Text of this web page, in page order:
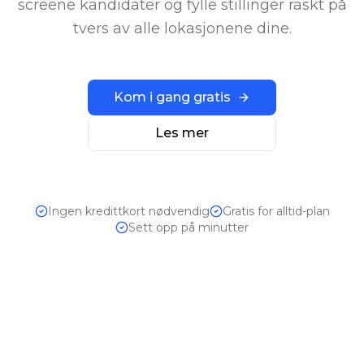
screene kandidater og fylle stillinger raskt på
tvers av alle lokasjonene dine.
Kom i gang gratis
Les mer
Ingen kredittkort nødvendig
Gratis for alltid-plan
Sett opp på minutter